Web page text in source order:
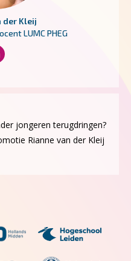
der Kleij
LUMC PHEG
jongeren terugdringen?
Rianne van der Kleij